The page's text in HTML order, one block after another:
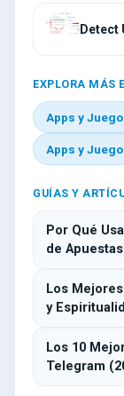
Detect
EXPLORA MÁS
Apps y
Apps y
GUÍAS Y
Por Qué
de
Los
y
Los 10
Telegram